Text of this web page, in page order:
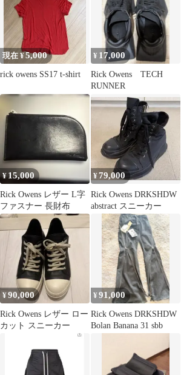
現在 ¥5,000
rick owens SS17 t-shirt
¥ 17,000
Rick Owens TECH
RUNNER
¥15,000
Rick Owens レザー L字
ファスナー 長財布
¥79,000
Rick Owens DRKSHDW
abstract スニーカー
¥90,000
Rick Owens レザー ロー
カット スニーカー
¥91,000
Rick Owens DRKSHDW
Bolan Banana 31 sbb